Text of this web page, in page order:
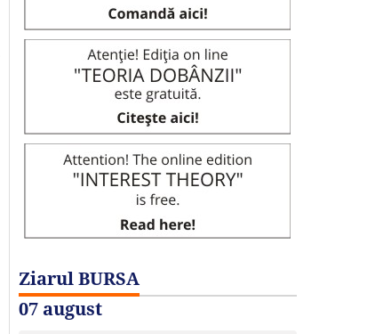
Ziarul BURSA
07 august